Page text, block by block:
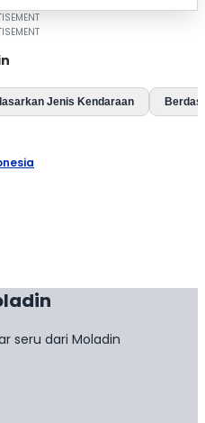
Jenis Kendaraan
seru dari Moladin